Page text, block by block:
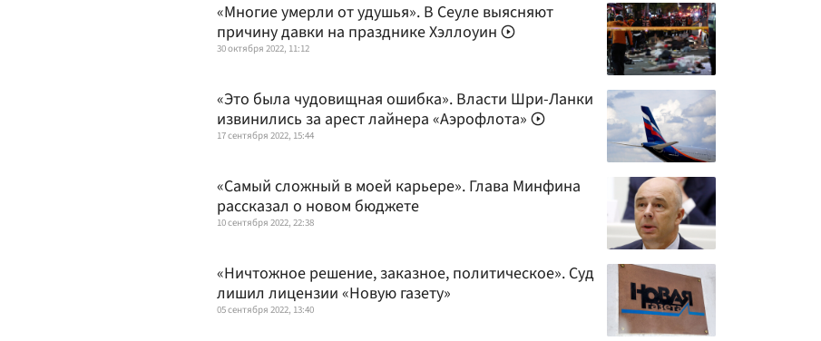
«Многие умерли от удушья». В Сеуле выясняют
причину давки на празднике Хэллоуин
30 октября 2022, 11:12
«Это была чудовищная ошибка». Власти Шри-Ланки
извинились за арест лайнера «Аэрофлота»
17 сентября 2022, 15:44
«Самый сложный в моей карьере». Глава Минфина
рассказал о новом бюджете
10 сентября 2022, 22:38
«Ничтожное решение, заказное, политическое». Суд
лишил лицензии «Новую газету»
05 сентября 2022, 13:40